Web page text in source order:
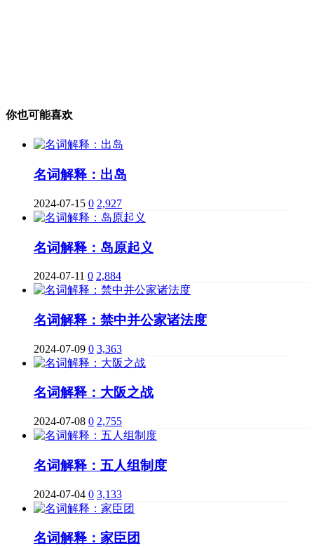
你也可能喜欢
名词解释：出岛
2024-07-15 0 2,927
名词解释：岛原起义
2024-07-11 0 2,884
名词解释：禁中并公家诸法度
2024-07-09 0 3,363
名词解释：大阪之战
2024-07-08 0 2,755
名词解释：五人组制度
2024-07-04 0 3,133
名词解释：家臣团